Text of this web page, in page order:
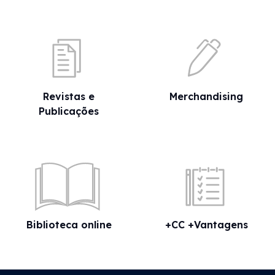
15 Jul 2026
da aplicação da taxa reduzida
Revistas e
Publicações
Merchandising
Biblioteca online +CC +Vantagens